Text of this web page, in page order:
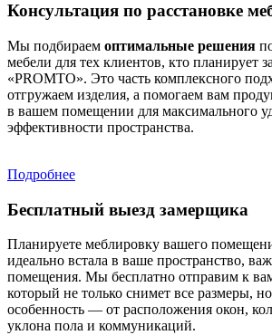
Консультация по расстановке
Мы подбираем оптимальные решения
мебели для тех клиентов, кто планирует
«PROMTO». Это часть комплексного
отгружаем изделия, а помогаем вам
в вашем помещении для максимального
эффективности пространства.
Подробнее
Бесплатный выезд замерщика
Планируете меблировку вашего
идеально встала в ваше пространство,
помещения. Мы бесплатно отправим к
который не только снимет все размеры,
особенность — от расположения окон,
уклона пола и коммуникаций.